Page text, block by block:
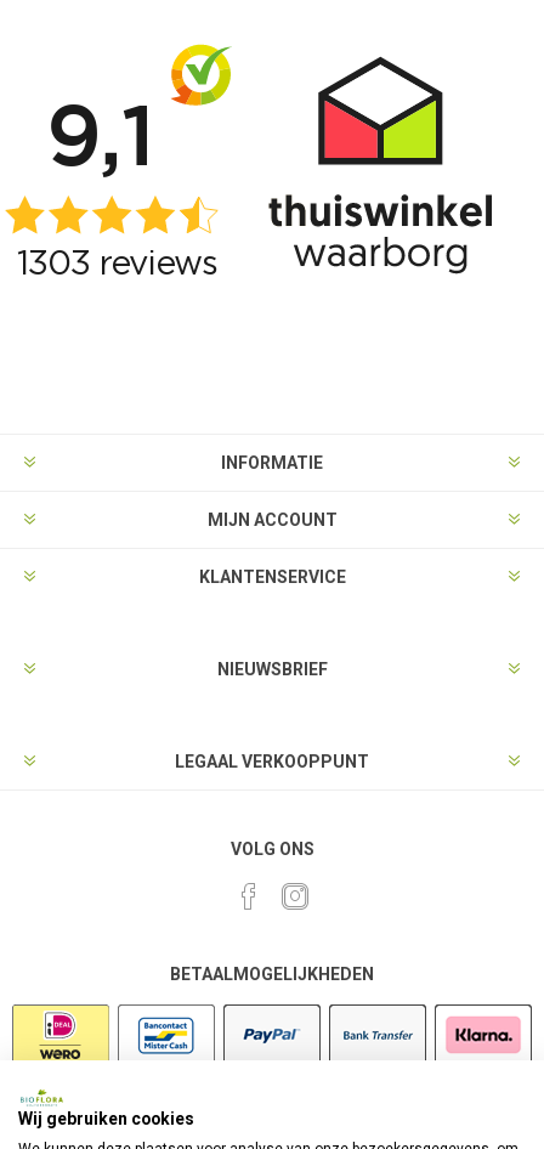
INFORMATIE
MIJN ACCOUNT
KLANTENSERVICE
NIEUWSBRIEF
LEGAAL VERKOOPPUNT
VOLG ONS
BETAALMOGELIJKHEDEN
Wij gebruiken cookies